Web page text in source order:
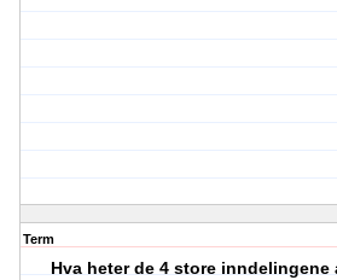
Term
Hva heter de 4 store inndelingene